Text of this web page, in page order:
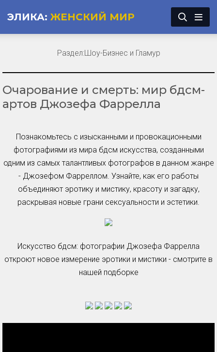
ЭЛИКА: ЖЕНСКИЙ МИР
Очарование и смерть: мир бдсм-
артов Джозефа Фаррелла
Познакомьтесь с изысканными и провокационными
фотографиями из мира бдсм искусства, созданными
одним из самых талантливых фотографов в данном жанре
- Джозефом Фарреллом. Узнайте, как его работы
объединяют эротику и мистику, красоту и загадку,
раскрывая новые грани сексуальности и эстетики.
Искусство бдсм: фотографии Джозефа Фаррелла
откроют новое измерение эротики и мистики - смотрите в
нашей подборке
Раздел:Шоу-Бизнес и Гламур